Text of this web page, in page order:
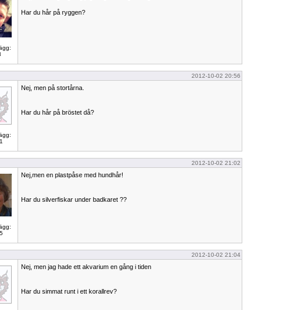
Har du hår på ryggen?
2012-10-02 20:56
Nej, men på stortårna.
Har du hår på bröstet då?
2012-10-02 21:02
Nej,men en plastpåse med hundhår!
Har du silverfiskar under badkaret ??
2012-10-02 21:04
Nej, men jag hade ett akvarium en gång i tiden
Har du simmat runt i ett korallrev?